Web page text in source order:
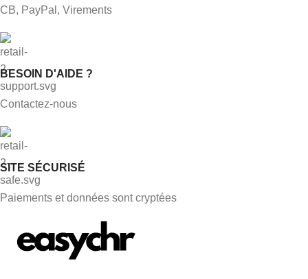
CB, PayPal, Virements
BESOIN D'AIDE ?
Contactez-nous
SITE SÉCURISÉ
Paiements et données sont cryptées